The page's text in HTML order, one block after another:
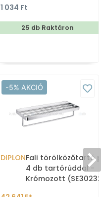
1 034 Ft
25 db Raktáron
-5% AKCIÓ
DIPLONFali törölközőtartó
4 db tartórúddal -
Krómozott